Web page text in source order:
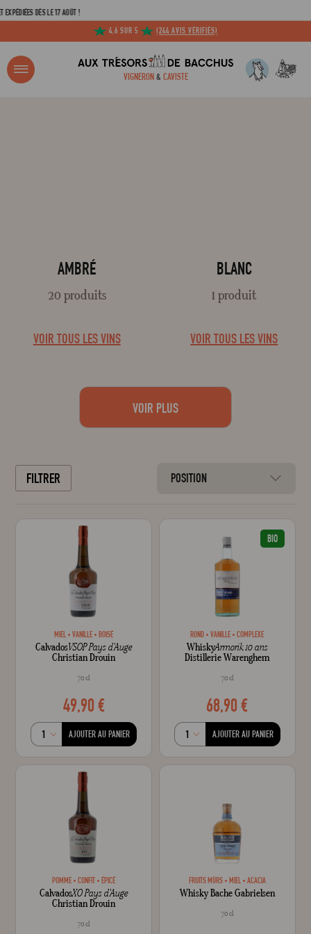
DÈS LE 17 AOÛT !
4,6 SUR 5
(244 AVIS VÉRIFIÉS)
VIGNERON& CAVISTE
?
AMBRÉ
20 produits
VOIR TOUS LES VINS
BLANC
1 produit
VOIR TOUS LES VINS
VOIR PLUS
FILTRER POSITION
MIEL VANILLE BOISÉ
CalvadosVSOP Pays d'Auge
Christian Drouin
70 cl
49,90 €
AJOUTER AU PANIER
BIO
ROND VANILLE COMPLEXE
WhiskyArmorik 10 ans
Distillerie Warenghem
70 cl
68,90 €
AJOUTER AU PANIER
POMME CONFIT ÉPICÉ
CalvadosXO Pays d'Auge
Christian Drouin
70 cl
FRUITS MÛRS MIEL ACACIA
Whisky Bache Gabrielsen
70 cl